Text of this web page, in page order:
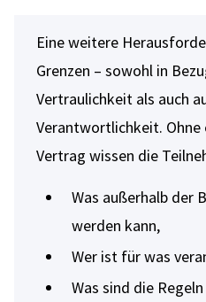
Eine weitere
Grenzen – sowohl in
Vertraulichkeit als auch
Verantwortlichkeit. Ohne
Vertrag wissen die
Was außerhalb der
werden kann,
Wer ist für was
Was sind die